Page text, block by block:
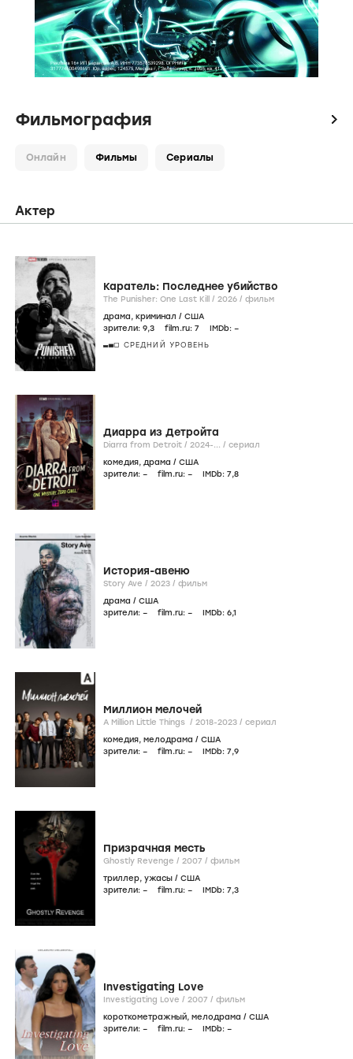
Фильмография icon
Онлайн Фильмы Сериалы
Актер
Каратель: Последнее убийство
The Punisher: One Last Kill / 2026 / фильм
драма, криминал / США
зрители: 9,3 film.ru: 7 IMDb: –
СРЕДНИЙ УРОВЕНЬ
Диарра из Детройта
Diarra from Detroit / 2024-... / сериал
комедия, драма / США
зрители: – film.ru: – IMDb: 7,8
История-авеню
Story Ave / 2023 / фильм
драма / США
зрители: – film.ru: – IMDb: 6,1
Миллион мелочей
A Million Little Things / 2018-2023 / сериал
комедия, мелодрама / США
зрители: – film.ru: – IMDb: 7,9
Призрачная месть
Ghostly Revenge / 2007 / фильм
триллер, ужасы / США
зрители: – film.ru: – IMDb: 7,3
Investigating Love
Investigating Love / 2007 / фильм
короткометражный, мелодрама / США
зрители: – film.ru: – IMDb: –